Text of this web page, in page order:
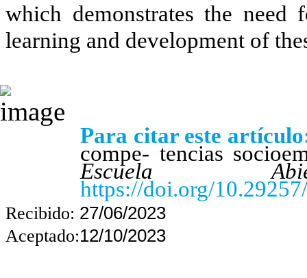
which demonstrates the need
learning and development of
Para citar este
compe- tencias
Escuela
https://doi.org/
Recibido: 27/06/2023
Aceptado:12/10/2023